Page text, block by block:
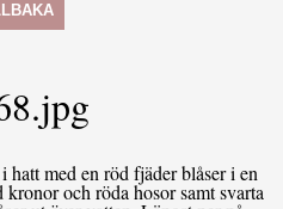
med en röd fjäder blåser i en
och röda hosor samt svarta